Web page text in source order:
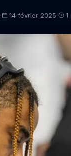
· 14 février 2025· 1